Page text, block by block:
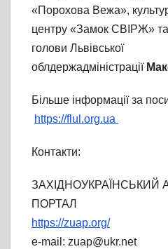
«Порохова Вежа»,
центру «Замок СВІРЖ»
голови Львівської
облдержадміністрації
Більше інформації за
https://flul.org.ua
Контакти:
ЗАХІДНОУКРАЇНСЬКИЙ
ПОРТАЛ
https://zuap.org/
e-mail: zuap@ukr.net